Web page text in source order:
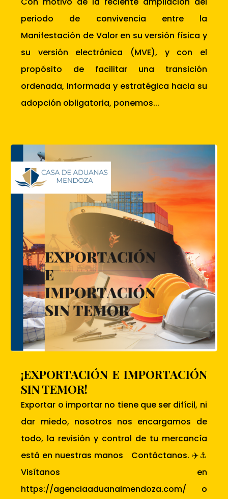
periodo de convivencia entre la
Manifestación de Valor en su versión física y
su versión electrónica (MVE), y con el
propósito de facilitar una transición
ordenada, informada y estratégica hacia su
adopción obligatoria, ponemos...
¡EXPORTACIÓN E IMPORTACIÓN
SIN TEMOR!
Exportar o importar no tiene que ser difícil, ni
dar miedo, nosotros nos encargamos de
todo, la revisión y control de tu mercancía
está en nuestras manos Contáctanos. ✈️⚓
Visítanos en
https://agenciaaduanalmendoza.com/ o